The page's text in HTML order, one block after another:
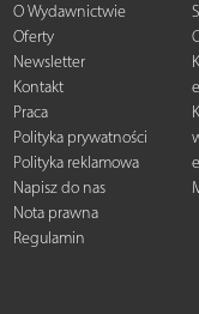
O Wydawnictwie
Oferty
Newsletter
Kontakt
Praca
Polityka prywatności
Polityka reklamowa
Napisz do nas
Nota prawna
Regulamin